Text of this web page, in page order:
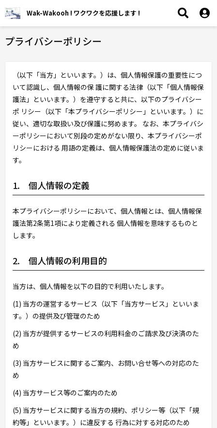
Wak-Wakooh ! ワクワクを応援します !
プライバシーポリシー
（以下「当方」といいます。）は、個人情報保護の重要性につ
いて認識し、個人情報の保 護に関する法律（以下「個人情報保
護法」といいます。）を遵守すると共に、以下のプライバシー
ポ リシー（以下「本プライバシーポリシー」といいます。）に
従い、適切な取扱い及び保護に努めます。 なお、本プライバシ
ーポリシーにおいて別段の定めがない限り、本プライバシーポ
リシーにおける 用語の定義は、個人情報保護法の定めに従いま
す。
1. 個人情報の定義
本プライバシーポリシーにおいて、個人情報とは、個人情報保
護法第2条第1項により定義される 個人情報を意味するものと
します。
2. 個人情報の利用目的
当方は、個人情報を以下の目的で利用いたします。
(1) 当方の運営するサービス（以下「当方サービス」といいま
す。）の提供及び管理のため
(2) 当方が提供するサービスの利用料金のご請求及び決済のた
め
(3) 当方サービスに関するご案内、お問い合せ等への対応のた
め
(4) 当方サービス等のご案内のため
(5) 当方サービスに関する当方の規約、ポリシー等（以下「規
約等」といいます。）に違反する 行為に対する対応のため